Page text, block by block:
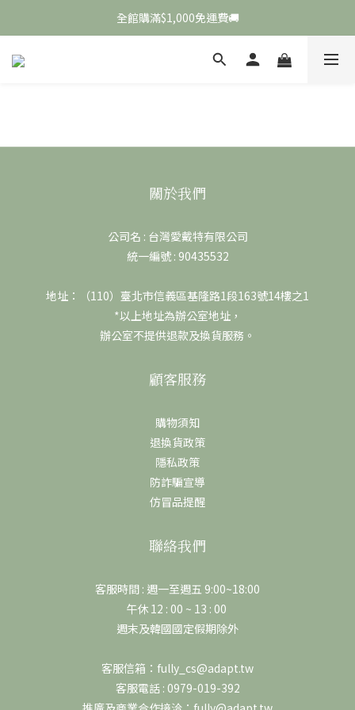
FULLY Muse， Dahye💚
全館購滿$1,000免運費🚚
FULLY Muse， Dahye💚
關於我們
公司名 : 台灣愛戴特有限公司
統一編號 : 90435532
地址：（110）臺北市信義區基隆路1段163號14樓之1
*以上地址為辦公室地址，
辦公室不提供退款及換貨服務。
顧客服務
購物須知
退換貨政策
隱私政策
防詐騙宣導
仿冒品提醒
聯絡我們
客服時間 : 週一至週五 9:00~18:00
午休 12 : 00 ~ 13 : 00
週末及韓國國定假期除外
客服信箱：fully_cs@adapt.tw
客服電話 : 0979-019-392